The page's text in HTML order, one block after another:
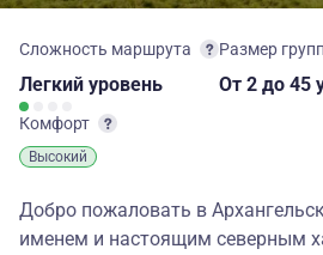
Сложность маршрута
Легкий уровень
Комфорт
Высокий
Размер
От 2 до 45
Добро пожаловать в
именем и настоящим северным